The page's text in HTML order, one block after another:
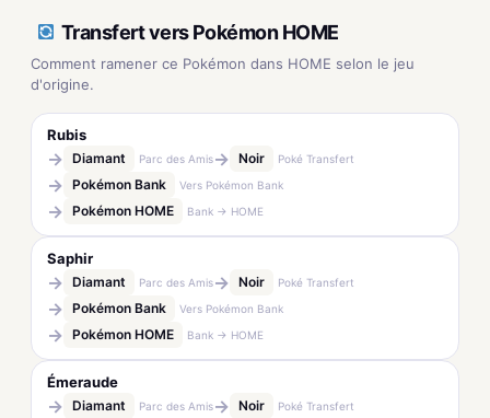
Transfert vers Pokémon HOME
Comment ramener ce Pokémon dans HOME selon le jeu
d'origine.
Rubis
→ Diamant Parc des Amis→ Noir Poké Transfert
→ Pokémon Bank Vers Pokémon Bank
→ Pokémon HOME Bank → HOME
Saphir
→ Diamant Parc des Amis→ Noir Poké Transfert
→ Pokémon Bank Vers Pokémon Bank
→ Pokémon HOME Bank → HOME
Émeraude
→ Diamant Parc des Amis→ Noir Poké Transfert